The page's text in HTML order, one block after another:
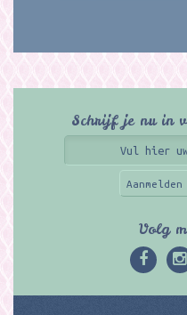
Schrijf je nu in
Volg